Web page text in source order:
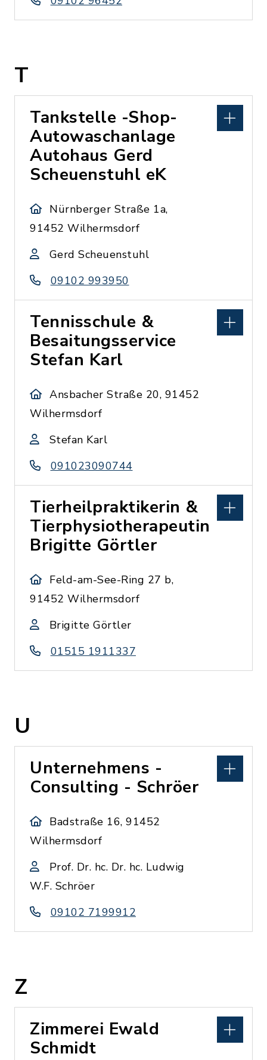
T
Tankstelle -Shop-
Autowaschanlage
Autohaus Gerd
Scheuenstuhl eK
Nürnberger Straße 1a,
91452 Wilhermsdorf
Gerd Scheuenstuhl
09102 993950
Tennisschule &
Besaitungsservice
Stefan Karl
Ansbacher Straße 20, 91452
Wilhermsdorf
Stefan Karl
091023090744
Tierheilpraktikerin &
Tierphysiotherapeutin
Brigitte Görtler
Feld-am-See-Ring 27 b,
91452 Wilhermsdorf
Brigitte Görtler
01515 1911337
U
Unternehmens -
Consulting - Schröer
Badstraße 16, 91452
Wilhermsdorf
Prof. Dr. hc. Dr. hc. Ludwig
W.F. Schröer
09102 7199912
Z
Zimmerei Ewald
Schmidt